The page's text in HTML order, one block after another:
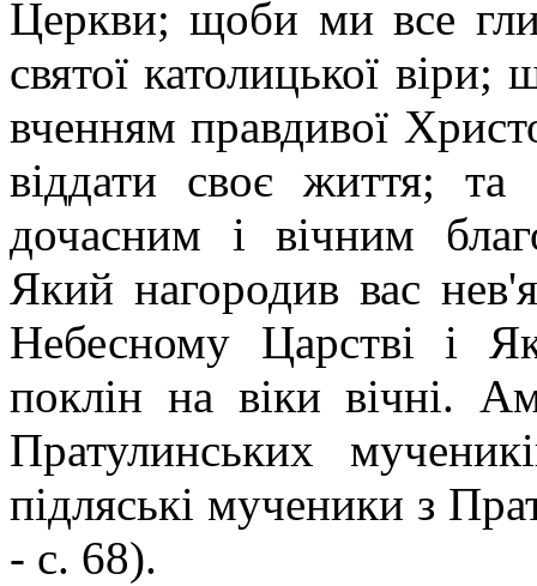
Церкви; щоби ми все
святої католицької
вченням правдивої
віддати своє життя;
дочасним і вічним
Який нагородив вас
Небесному Царстві і
поклін на віки вічні.
Пратулинських
підляські мученики з
- с. 68).